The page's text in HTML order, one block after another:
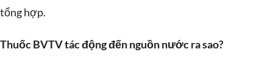
tổng hợp.
Thuốc BVTV tác động đến nguồn nước ra sao?